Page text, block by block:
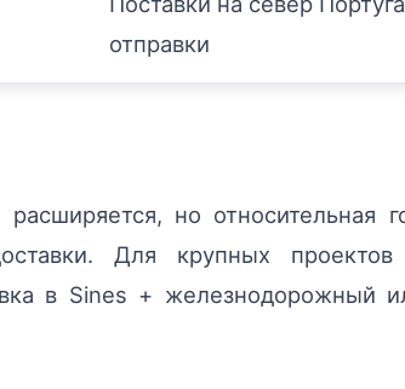
отправки
но относительная
Для крупных проектов
в Sines + железнодорожный